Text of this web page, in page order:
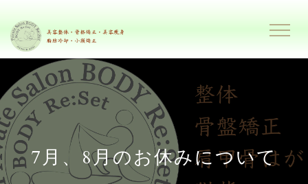
7月、8月のお休みについて